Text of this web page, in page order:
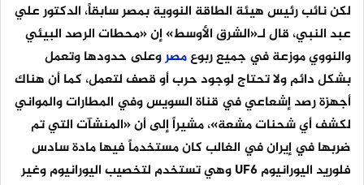
لكن نائب رئيس هيئة الطاقة النووية بمصر سابقاً، الدكتور علي
عبد النبي، قال لـ«الشرق الأوسط» إن «محطات الرصد البيئي
والنووي موزعة في جميع ربوعمصروعلى حدودها وتعمل
بشكل دائم ولا تحتاج لوجود حرب أو قصف لتعمل، كما أن هناك
أجهزة رصد إشعاعي في قناة السويس وفي المطارات والمواني
لكشف أي شحنات مشعة»، مشيراً إلى أن «المنشآت التي تم
ضربها في إيران في الغالب كان مستخدماً فيها مادة سادس
فلوريد اليورانيوم UF6 وهي تستخدم لتخصيب اليورانيوم وغير